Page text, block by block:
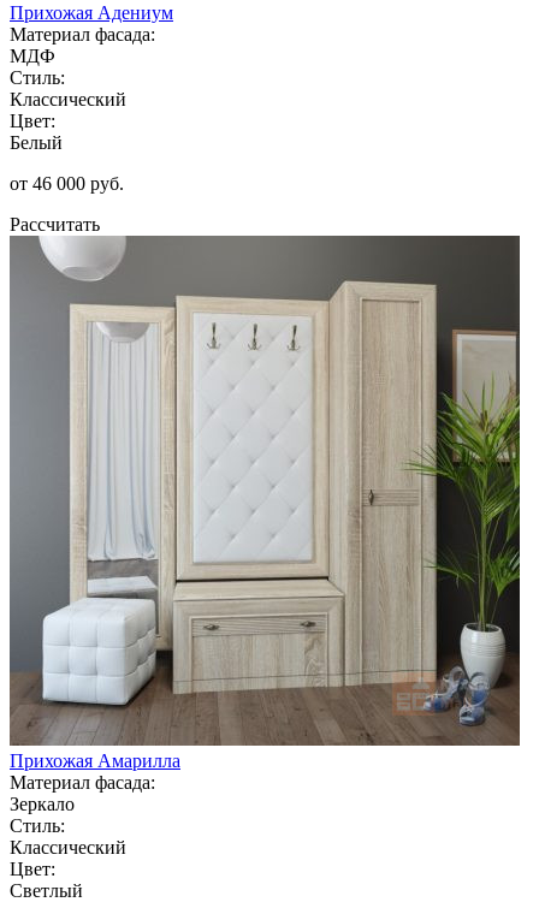
Прихожая Адениум
Материал фасада:
МДФ
Стиль:
Классический
Цвет:
Белый
от 46 000 руб.
Рассчитать
Прихожая Амарилла
Материал фасада:
Зеркало
Стиль:
Классический
Цвет:
Светлый